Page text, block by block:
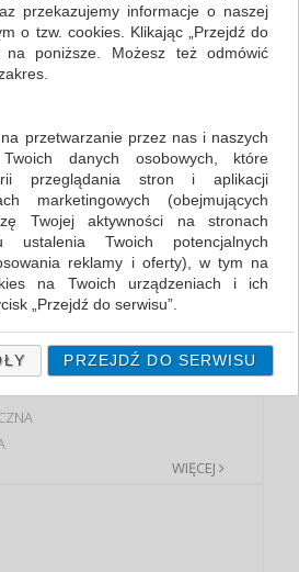
BIUROWE
WIĘCEJ
WIĘCEJ
przekazujemy informacje o naszej
o tzw. cookies. Klikając „Przejdź do
na poniższe. Możesz też odmówić
przetwarzanie przez nas i naszych
danych osobowych, które
przeglądania stron i aplikacji
marketingowych (obejmujących
Twojej aktywności na stronach
ustalenia Twoich potencjalnych
reklamy i oferty), w tym na
na Twoich urządzeniach i ich
„Przejdź do serwisu”.
lub ograniczyć jej zakres, kliknij
wszelkie informacje o tym jak to
znajdziesz także na podstronie z
obowiązującą od 25 maja 2018.
udzieliliście podczas zakładania
jest dobrowolna i można ją w
(rozwiń)
PRZEJDŹ DO SERWISU